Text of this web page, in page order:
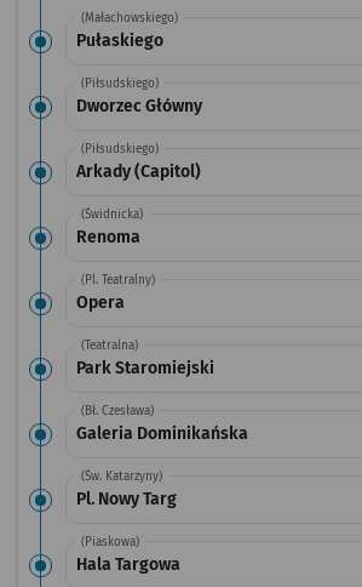
(Małachowskiego)
Pułaskiego
(Piłsudskiego)
Dworzec Główny
(Piłsudskiego)
Arkady (Capitol)
(Świdnicka)
Renoma
(Pl. Teatralny)
Opera
(Teatralna)
Park Staromiejski
(Bł. Czesława)
Galeria Dominikańska
(Św. Katarzyny)
Pl. Nowy Targ
(Piaskowa)
Hala Targowa